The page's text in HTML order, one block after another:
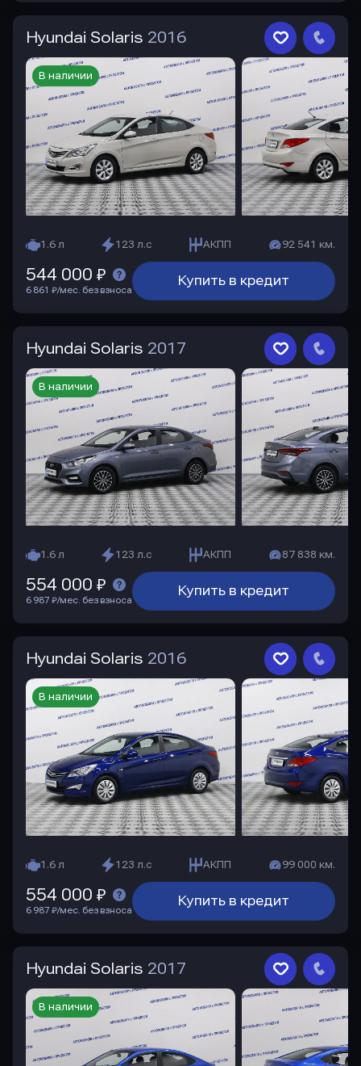
Hyundai Solaris 2016
1.6 л 123 л.с АКПП 92 541 км.
В наличии
Купить в кредит
544 000 ₽
6 861 ₽/мес. без взноса
Hyundai Solaris 2017
1.6 л 123 л.с АКПП 87 838 км.
В наличии
Купить в кредит
554 000 ₽
6 987 ₽/мес. без взноса
Hyundai Solaris 2016
1.6 л 123 л.с АКПП 99 000 км.
В наличии
Купить в кредит
554 000 ₽
6 987 ₽/мес. без взноса
Hyundai Solaris 2017
В наличии